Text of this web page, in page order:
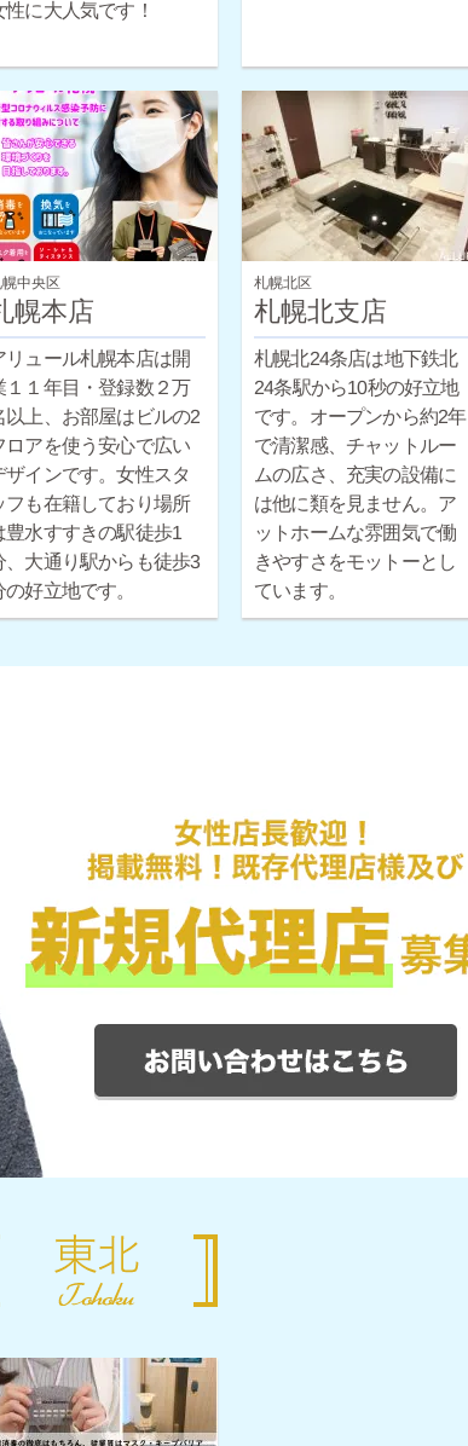
性に大人気です！
中央区
幌本店
リュール札幌本店は開
１１年目・登録数２万
以上、お部屋はビルの2
ロアを使う安心で広い
ザインです。女性スタ
フも在籍しており場所
豊水すすきの駅徒歩1
、大通り駅からも徒歩3
の好立地です。
札幌北区
札幌北支店
札幌北24条店は地下鉄北
24条駅から10秒の好立地
です。オープンから約2年
で清潔感、チャットルー
ムの広さ、充実の設備に
は他に類を見ません。ア
ットホームな雰囲気で働
きやすさをモットーとし
ています。